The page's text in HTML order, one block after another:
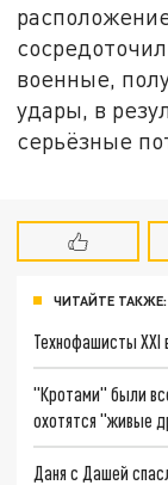
военные,
удары, в
серьёзные
ЧИТАЙТЕ ТАКЖЕ:
Технофашисты XXI
"Кротами" были
охотятся "живые
Даня с Дашей